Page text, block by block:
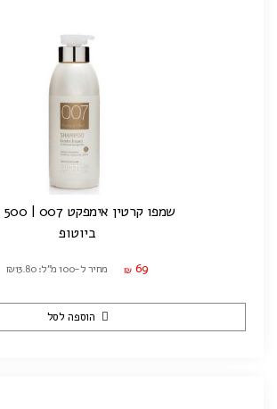
שמפו קרטין אימפקט 007 | 500 מ"ל
ביוטופ
₪ 69 מחיר ל-100 מ"ל: ₪13.80
הוספה לסל